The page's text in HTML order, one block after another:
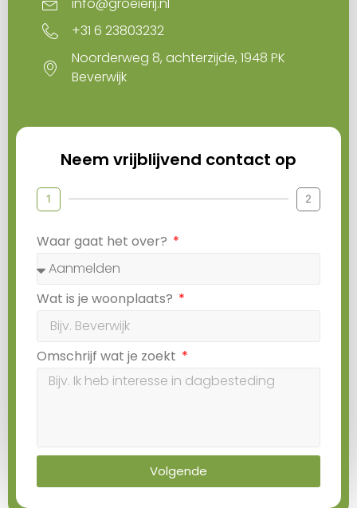
+31 6 23803232
Noorderweg 8, achterzijde, 1948 PK
Beverwijk
Neem vrijblijvend contact op
1 2
Waar gaat het over?
Wat is je woonplaats?
Omschrijf wat je zoekt
Volgende